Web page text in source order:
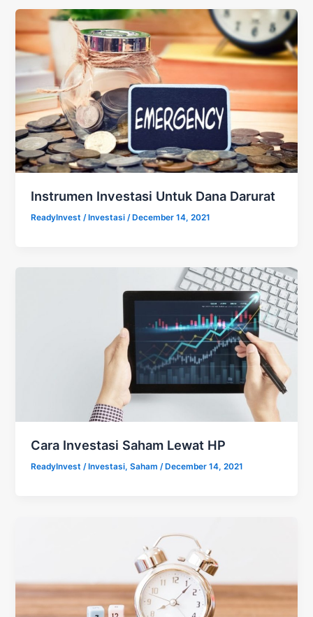
Instrumen Investasi Untuk Dana Darurat
ReadyInvest /Investasi /December 14, 2021
Cara Investasi Saham Lewat HP
ReadyInvest /Investasi,Saham /December 14, 2021